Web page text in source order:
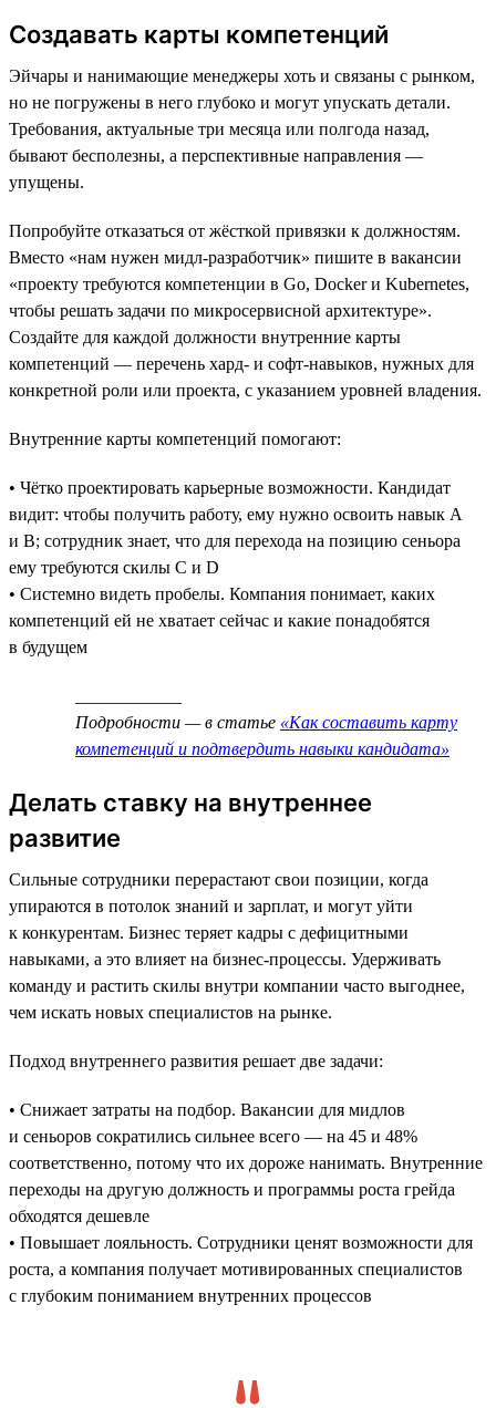
Создавать карты компетенций
Эйчары и нанимающие менеджеры хоть и связаны с рынком,
но не погружены в него глубоко и могут упускать детали.
Требования, актуальные три месяца или полгода назад,
бывают бесполезны, а перспективные направления —
упущены.
Попробуйте отказаться от жёсткой привязки к должностям.
Вместо «нам нужен мидл-разработчик» пишите в вакансии
«проекту требуются компетенции в Go, Docker и Kubernetes,
чтобы решать задачи по микросервисной архитектуре».
Создайте для каждой должности внутренние карты
компетенций — перечень хард- и софт-навыков, нужных для
конкретной роли или проекта, с указанием уровней владения.
Внутренние карты компетенций помогают:
• Чётко проектировать карьерные возможности. Кандидат
видит: чтобы получить работу, ему нужно освоить навык А
и В; сотрудник знает, что для перехода на позицию сеньора
ему требуются скилы C и D
• Системно видеть пробелы. Компания понимает, каких
компетенций ей не хватает сейчас и какие понадобятся
в будущем
Подробности — в статье «Как составить карту
компетенций и подтвердить навыки кандидата»
Делать ставку на внутреннее
развитие
Сильные сотрудники перерастают свои позиции, когда
упираются в потолок знаний и зарплат, и могут уйти
к конкурентам. Бизнес теряет кадры с дефицитными
навыками, а это влияет на бизнес-процессы. Удерживать
команду и растить скилы внутри компании часто выгоднее,
чем искать новых специалистов на рынке.
Подход внутреннего развития решает две задачи:
• Снижает затраты на подбор. Вакансии для мидлов
и сеньоров сократились сильнее всего — на 45 и 48%
соответственно, потому что их дороже нанимать. Внутренние
переходы на другую должность и программы роста грейда
обходятся дешевле
• Повышает лояльность. Сотрудники ценят возможности для
роста, а компания получает мотивированных специалистов
с глубоким пониманием внутренних процессов